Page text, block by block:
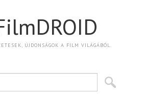
ÚJDONSÁGOK A FILM VILÁGÁBÓL.